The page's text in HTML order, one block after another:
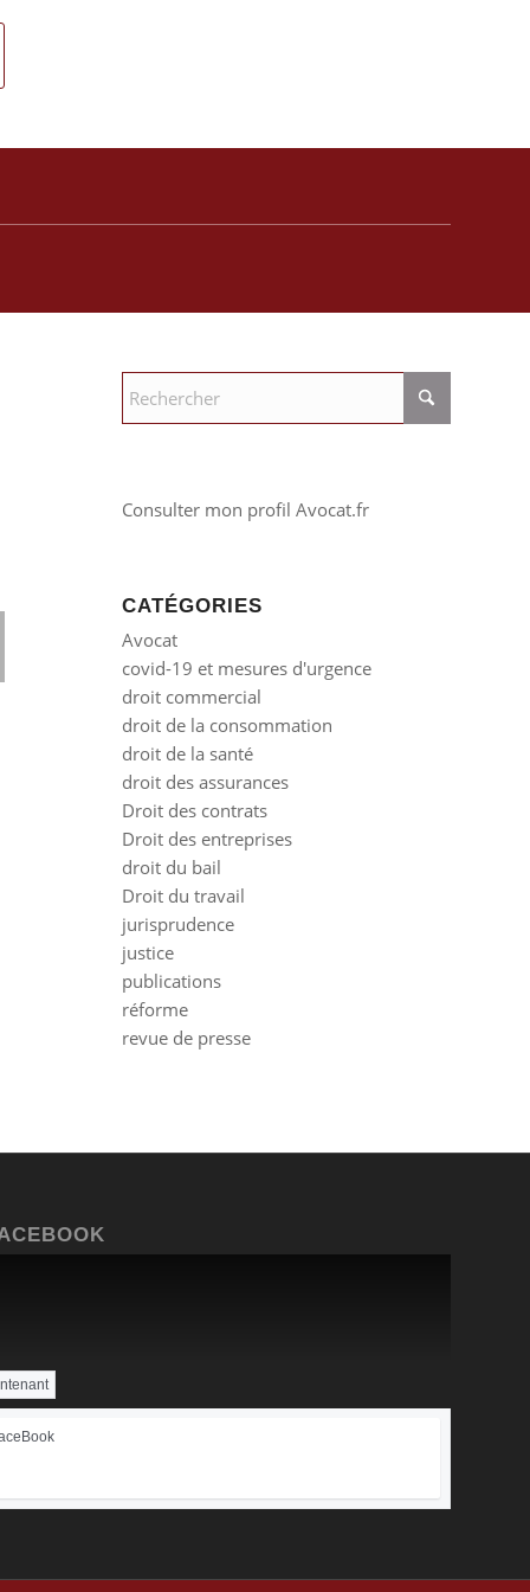
Consulter mon profil Avocat.fr
CATÉGORIES
Avocat
covid-19 et mesures d'urgence
droit commercial
droit de la consommation
droit de la santé
droit des assurances
Droit des contrats
Droit des entreprises
droit du bail
Droit du travail
jurisprudence
justice
publications
réforme
revue de presse